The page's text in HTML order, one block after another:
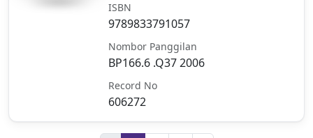
ISBN
9789833791057
Nombor Panggilan
BP166.6 .Q37 2006
Record No
606272